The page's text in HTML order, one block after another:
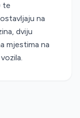
te
na
dviju
mjestima na